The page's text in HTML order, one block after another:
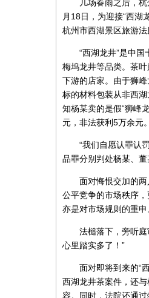
几场春雨之后，
月18日，为迎接“西湖
杭州市西湖景区旅游法
“西湖龙井”是中
梅坞龙井等品类。茶
下游的店家。由于狮峰
标的材料包装从非西
知杨某卖的是假“狮峰
元，非法获利5万余元。
“我们自愿认罪认
品罪分别判处杨某、董
面对悔恨交加的
公平竞争的市场秩序
亦是对市场规则的重
法槌落下，旁听
心里踏实多了！”
面对即将到来的“
西湖龙井茶案件，还
容。同时，法院还通过